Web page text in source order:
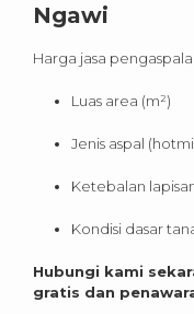
Ngawi
Harga jasa
Luas area (m²)
Jenis aspal
Ketebalan
Kondisi dasar
Hubungi kami
gratis dan